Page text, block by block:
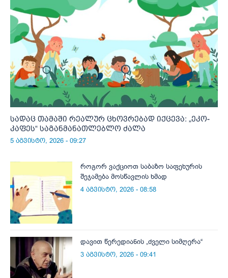
სადაც თამაში რეალურ ცხოვრებად იქცევა: „ეკო-
კაფეს“ საგანმანათლებლო ძალა
5 აგვისტო, 2026 - 09:27
როგორ ვაქციოთ საბაზო საფეხურის
შეჯამება მოსწავლის ხმად
4 აგვისტო, 2026 - 08:58
დავით წერედიანის „ძველი სიმღერა“
3 აგვისტო, 2026 - 09:41